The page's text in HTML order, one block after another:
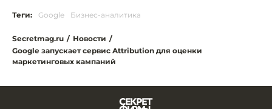
Теги: Google Бизнес-аналитика
Secretmag.ru / Новости /
Google запускает сервис Attribution для оценки
маркетинговых кампаний